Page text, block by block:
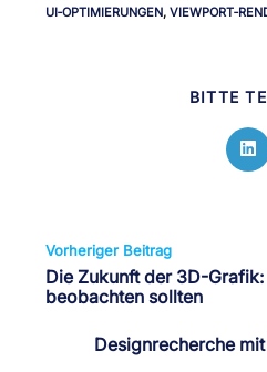
UI‑OPTIMIERUNGEN,
BITTE
in
Weitere
Artikel
ansehen
Vorheriger Beitrag
Die Zukunft der 3D-
beobachten sollten
Designrecherche